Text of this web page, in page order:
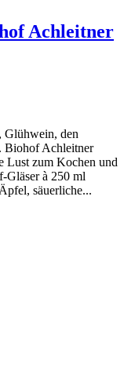
Achleitner
Glühwein, den
Biohof Achleitner
Lust zum Kochen und
Gläser à 250 ml
säuerliche...